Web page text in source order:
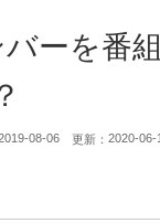
ーを番
08-06 更新： 2020-06-